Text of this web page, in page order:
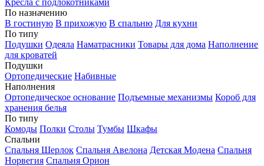
Кресла с подлокотниками
По назначению
В гостиную В прихожую В спальню Для кухни
По типу
Подушки Одеяла Наматрасники Товары для дома Наполнение
для кроватей
Подушки
Ортопедические Набивные
Наполнения
Ортопедическое основание Подъемные механизмы Короб для
хранения белья
По типу
Комоды Полки Столы Тумбы Шкафы
Спальни
Спальня Шерлок Спальня Авелона Детская Модена Спальня
Норвегия Спальня Орион